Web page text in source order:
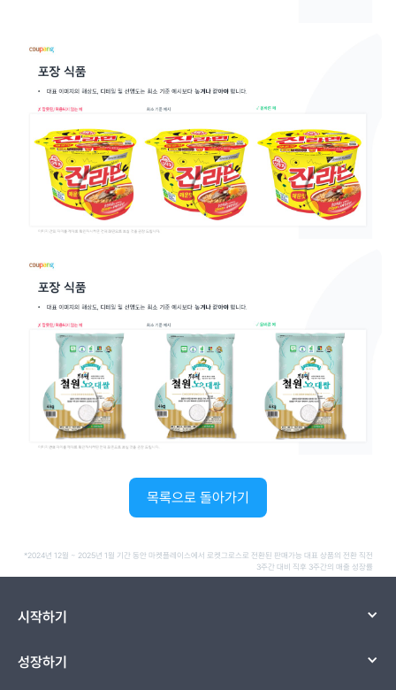
목록으로 돌아가기
*2024년 12월 ~ 2025년 1월 기간 동안 마켓플레이스에서 로켓그로스로 전환된 판매가능 대표 상품의 전환 직전
3주간 대비 직후 3주간의 매출 성장률
시작하기
성장하기